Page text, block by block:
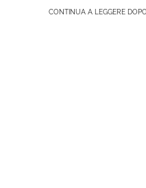
CONTINUA A LEGGERE